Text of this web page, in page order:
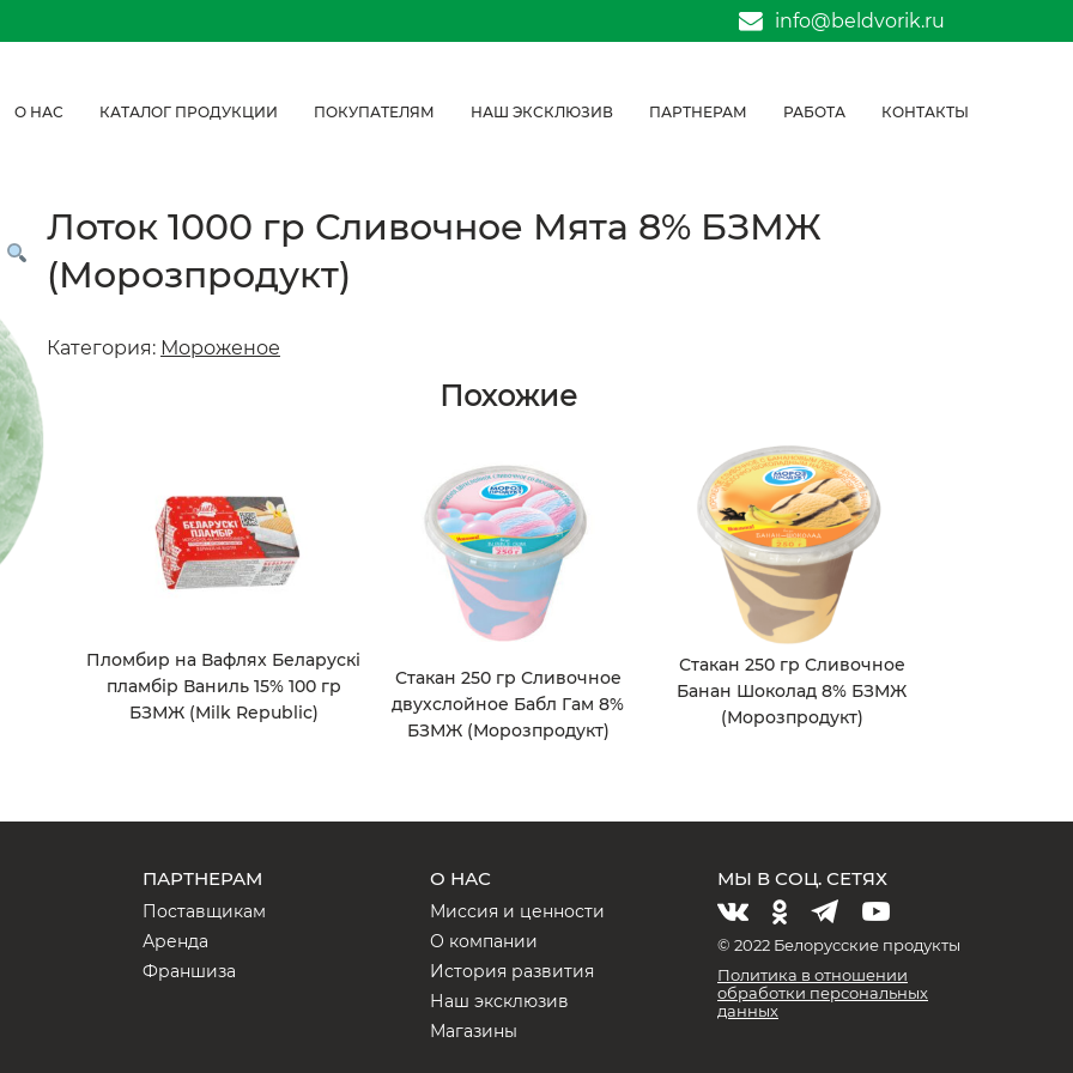
info@beldvorik.ru
О НАС КАТАЛОГ ПРОДУКЦИИ ПОКУПАТЕЛЯМ НАШ ЭКСКЛЮЗИВ ПАРТНЕРАМ РАБОТА КОНТАКТЫ
Лоток 1000 гр Сливочное Мята 8% БЗМЖ
(Морозпродукт)
Категория: Мороженое
Похожие
Пломбир на Вафлях Беларускi
пламбiр Ваниль 15% 100 гр
БЗМЖ (Milk Republic)
Стакан 250 гр Сливочное
двухслойное Бабл Гам 8%
БЗМЖ (Морозпродукт)
Стакан 250 гр Сливочное
Банан Шоколад 8% БЗМЖ
(Морозпродукт)
ПАРТНЕРАМ
Поставщикам
Аренда
Франшиза
О НАС
Миссия и ценности
О компании
История развития
Наш эксклюзив
Магазины
МЫ В СОЦ. СЕТЯХ
© 2022 Белорусские продукты
Политика в отношении
обработки персональных
данных